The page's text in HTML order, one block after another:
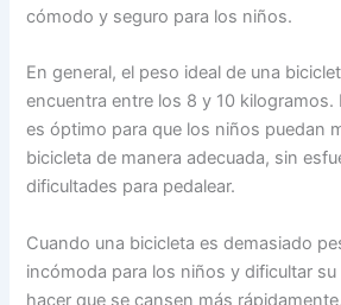
cómodo y seguro para los niños.
En general, el peso ideal de una
encuentra entre los 8 y 10 kilogramos.
es óptimo para que los niños puedan
bicicleta de manera adecuada, sin
dificultades para pedalear.
Cuando una bicicleta es demasiado
incómoda para los niños y dificultar
hacer que se cansen más